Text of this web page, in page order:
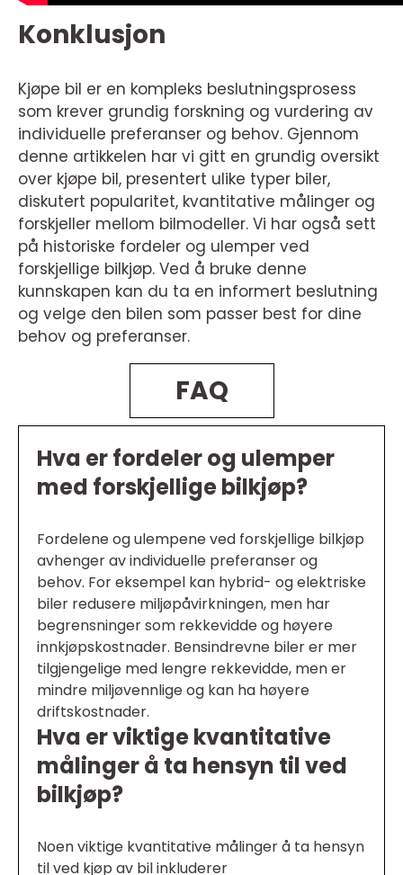
Konklusjon
Kjøpe bil er en kompleks beslutningsprosess
som krever grundig forskning og vurdering av
individuelle preferanser og behov. Gjennom
denne artikkelen har vi gitt en grundig oversikt
over kjøpe bil, presentert ulike typer biler,
diskutert popularitet, kvantitative målinger og
forskjeller mellom bilmodeller. Vi har også sett
på historiske fordeler og ulemper ved
forskjellige bilkjøp. Ved å bruke denne
kunnskapen kan du ta en informert beslutning
og velge den bilen som passer best for dine
behov og preferanser.
FAQ
Hva er fordeler og ulemper
med forskjellige bilkjøp?
Fordelene og ulempene ved forskjellige bilkjøp
avhenger av individuelle preferanser og
behov. For eksempel kan hybrid- og elektriske
biler redusere miljøpåvirkningen, men har
begrensninger som rekkevidde og høyere
innkjøpskostnader. Bensindrevne biler er mer
tilgjengelige med lengre rekkevidde, men er
mindre miljøvennlige og kan ha høyere
driftskostnader.
Hva er viktige kvantitative
målinger å ta hensyn til ved
bilkjøp?
Noen viktige kvantitative målinger å ta hensyn
til ved kjøp av bil inkluderer